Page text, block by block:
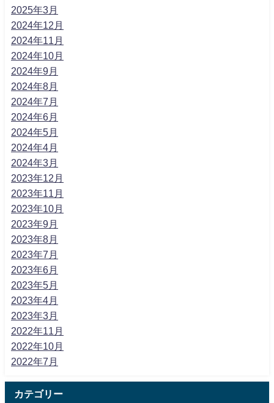
2025年3月
2024年12月
2024年11月
2024年10月
2024年9月
2024年8月
2024年7月
2024年6月
2024年5月
2024年4月
2024年3月
2023年12月
2023年11月
2023年10月
2023年9月
2023年8月
2023年7月
2023年6月
2023年5月
2023年4月
2023年3月
2022年11月
2022年10月
2022年7月
カテゴリー